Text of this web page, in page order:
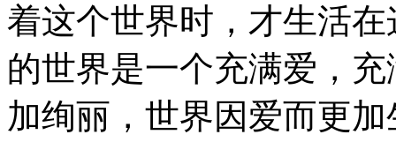
着这个世界时，才生活
的世界是一个充满爱，
加绚丽，世界因爱而更加